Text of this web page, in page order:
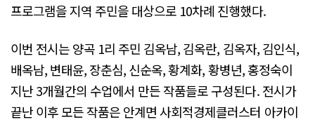
프로그램을 지역 주민을 대상으로 10차례 진행했다.
이번 전시는 양곡 1리 주민 김옥남, 김옥란, 김옥자, 김인식,
배옥남, 변태윤, 장춘심, 신순옥, 황계화, 황병년, 홍정숙이
지난 3개월간의 수업에서 만든 작품들로 구성된다. 전시가
끝난 이후 모든 작품은 안계면 사회적경제클러스터 아카이